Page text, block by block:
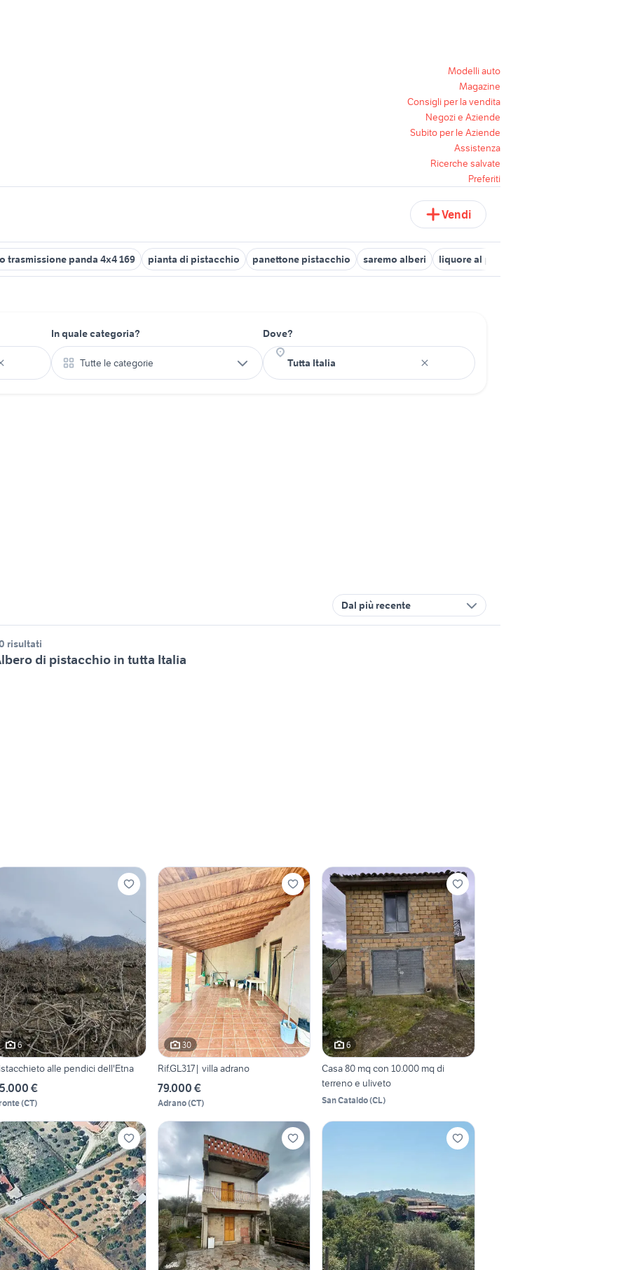
Modelli auto
Magazine
Consigli per la vendita
Negozi e Aziende
Subito per le Aziende
Assistenza
Ricerche salvate
Preferiti
Vendi
trasmissione panda 4x4 169 pianta di pistacchio panettone pistacchio saremo alberi liquore al pistacchio
In quale categoria?
Tutte le categorie
Dove?
Dal più recente
risultati
di pistacchio in tutta Italia
6
alle pendici dell'Etna
€
(CT)
30
Rif.GL317| villa adrano
79.000 €
Adrano(CT)
6
Casa 80 mq con 10.000 mq di
terreno e uliveto
San Cataldo(CL)